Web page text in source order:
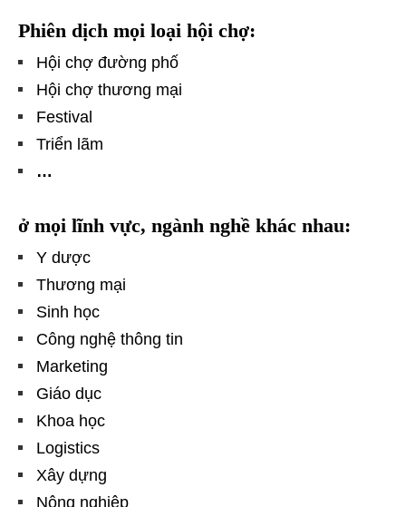
Phiên dịch mọi loại hội chợ:
Hội chợ đường phố
Hội chợ thương mại
Festival
Triển lãm
…
ở mọi lĩnh vực, ngành nghề khác nhau:
Y dược
Thương mại
Sinh học
Công nghệ thông tin
Marketing
Giáo dục
Khoa học
Logistics
Xây dựng
Nông nghiệp